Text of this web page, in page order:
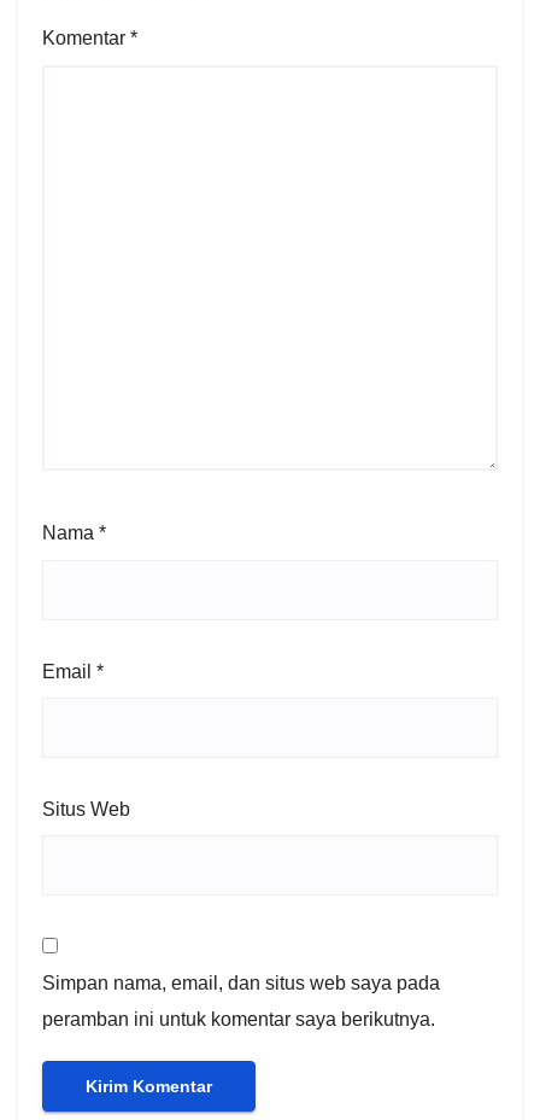
Komentar *
Nama *
Email *
Situs Web
Simpan nama, email, dan situs web saya pada
peramban ini untuk komentar saya berikutnya.